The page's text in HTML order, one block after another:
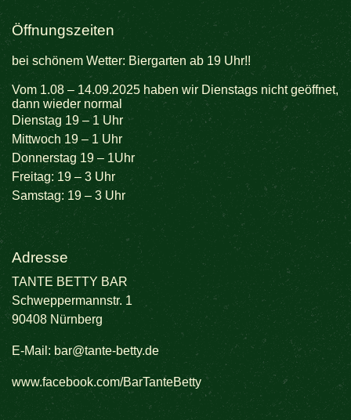
Öffnungszeiten
bei schönem Wetter: Biergarten ab 19 Uhr!!
Vom 1.08 – 14.09.2025 haben wir Dienstags nicht geöffnet,
dann wieder normal
Dienstag 19 – 1 Uhr
Mittwoch 19 – 1 Uhr
Donnerstag 19 – 1Uhr
Freitag: 19 – 3 Uhr
Samstag: 19 – 3 Uhr
Adresse
TANTE BETTY BAR
Schweppermannstr. 1
90408 Nürnberg
E-Mail: bar@tante-betty.de
www.facebook.com/BarTanteBetty